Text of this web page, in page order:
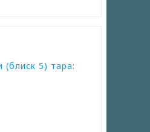
5) тара: